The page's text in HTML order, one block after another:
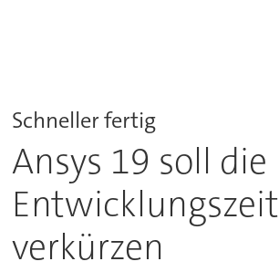
Schneller fertig
Ansys 19 soll die
Entwicklungszeit
verkürzen